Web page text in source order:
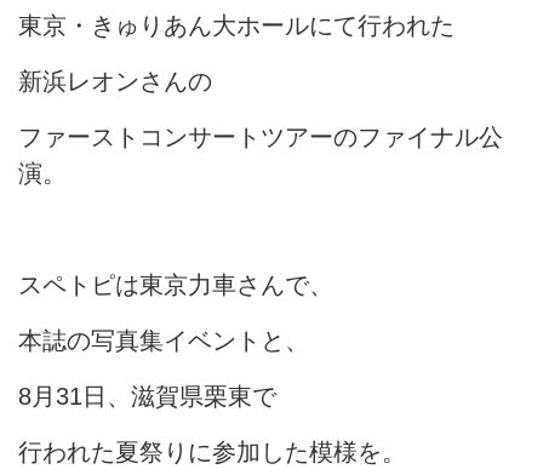
東京・きゅりあん大ホールにて行われた
新浜レオンさんの
ファーストコンサートツアーのファイナル公
演。
スペトピは東京力車さんで、
本誌の写真集イベントと、
8月31日、滋賀県栗東で
行われた夏祭りに参加した模様を。